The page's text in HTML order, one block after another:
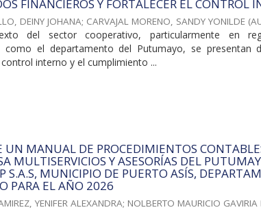
FINANCIEROS Y FORTALECER EL CONTROL
DEINY JOHANA; CARVAJAL MORENO, SANDY YONILDE (
del sector cooperativo, particularmente en
como el departamento del Putumayo, se presentan
interno y el cumplimiento ...
UN MANUAL DE PROCEDIMIENTOS
MULTISERVICIOS Y ASESORÍAS DEL
S.A.S, MUNICIPIO DE PUERTO ASÍS,
PARA EL AÑO 2026
YENIFER ALEXANDRA; NOLBERTO MAURICIO